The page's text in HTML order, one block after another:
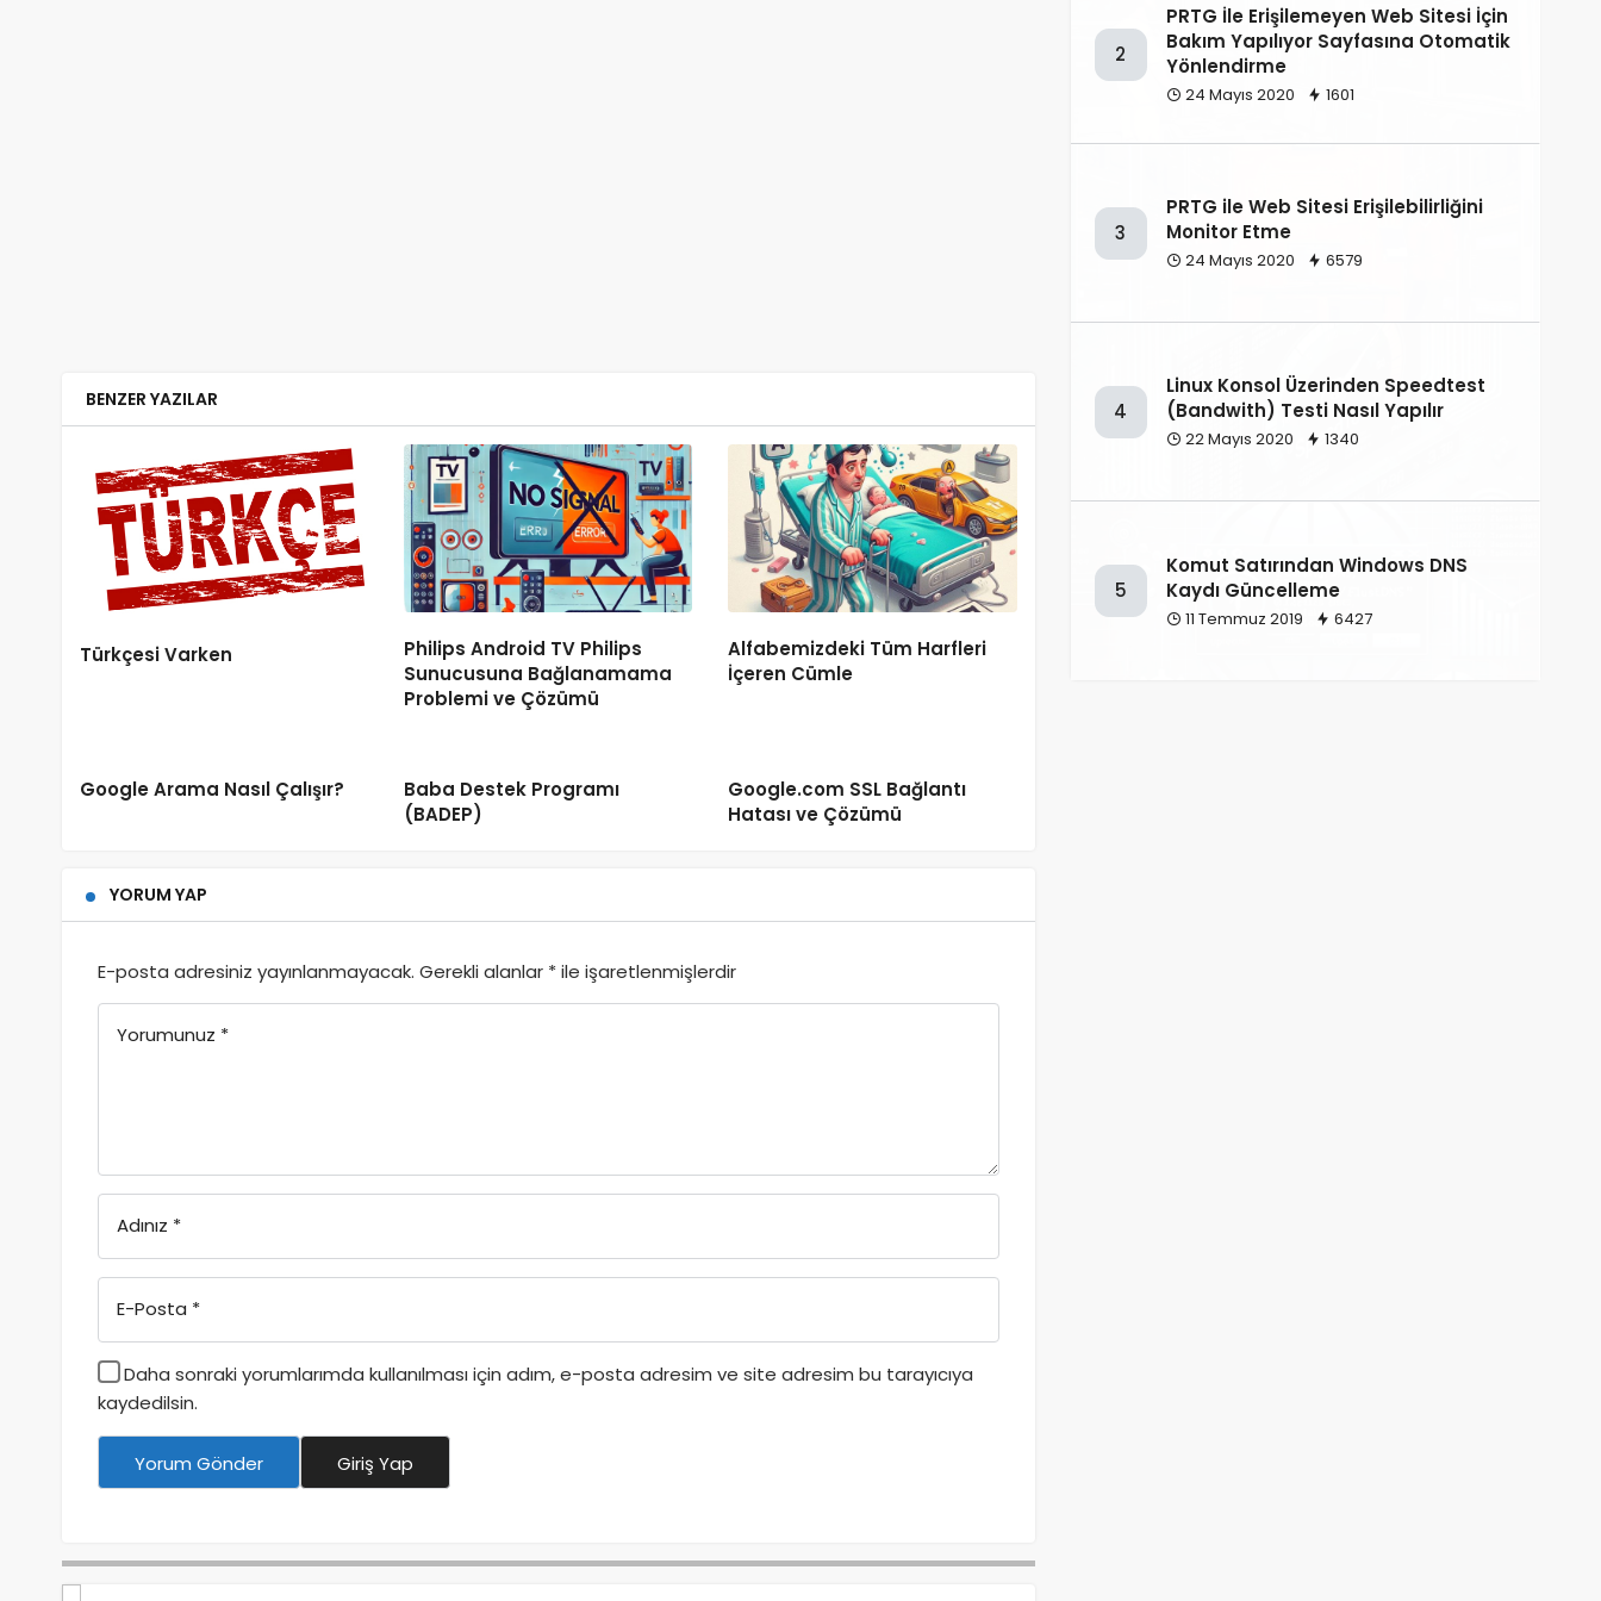
BENZER YAZILAR
Türkçesi Varken
Philips Android TV Philips
Sunucusuna Bağlanamama
Problemi ve Çözümü
Alfabemizdeki Tüm Harfleri
İçeren Cümle
Google Arama Nasıl Çalışır?
Baba Destek Programı
(BADEP)
Google.com SSL Bağlantı
Hatası ve Çözümü
YORUM YAP
E-posta adresiniz yayınlanmayacak. Gerekli alanlar *ile işaretlenmişlerdir
Yorumunuz *
Adınız *
E-Posta *
Daha sonraki yorumlarımda kullanılması için adım, e-posta adresim ve site adresim bu tarayıcıya
kaydedilsin.
Yorum Gönder Giriş Yap
2
PRTG İle Erişilemeyen Web Sitesi İçin
Bakım Yapılıyor Sayfasına Otomatik
Yönlendirme
24 Mayıs 2020 1601
3
PRTG ile Web Sitesi Erişilebilirliğini
Monitor Etme
24 Mayıs 2020 6579
4
Linux Konsol Üzerinden Speedtest
(Bandwith) Testi Nasıl Yapılır
22 Mayıs 2020 1340
5
Komut Satırından Windows DNS
Kaydı Güncelleme
11 Temmuz 2019 6427